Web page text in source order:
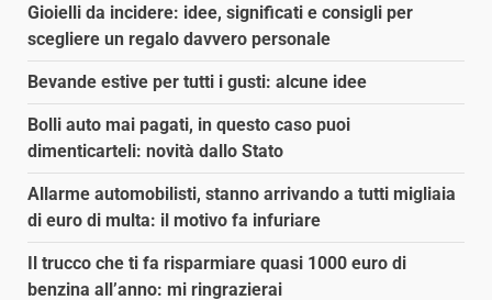
Gioielli da incidere: idee, significati e consigli per
scegliere un regalo davvero personale
Bevande estive per tutti i gusti: alcune idee
Bolli auto mai pagati, in questo caso puoi
dimenticarteli: novità dallo Stato
Allarme automobilisti, stanno arrivando a tutti migliaia
di euro di multa: il motivo fa infuriare
Il trucco che ti fa risparmiare quasi 1000 euro di
benzina all’anno: mi ringrazierai